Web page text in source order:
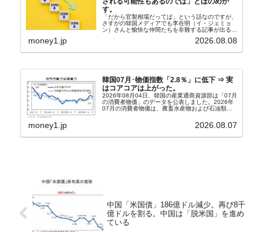
す。
「だから官製相場だってば」という話なのですが、
さすがの韓国メディアでも李在明（イ・ジェミョ
ン）さんと愉快な仲間たちを非難する記事が出るよ
『朝鮮日報』に面白い記事が出ています。「東西南
money1.jp 2026.08.08
韓国07月･物価指数「2.8％」に低下 ⇒ 実
はコアコアは上がった。
2026年08月04日、韓国の産業通商資源部は「07月
の消費者物価」のデータを公表しました。2026年
07月の消費者物価は、農畜水産物および石油類の
2.8％上昇（06月は3.2％）となり、上昇率は前...
money1.jp 2026.08.07
中国「米国債」186億ドル減少。再び8千
億ドルを割る。中国は「脱米国」を進め
ている